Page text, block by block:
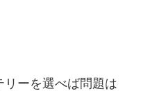
ーを選べば問題は